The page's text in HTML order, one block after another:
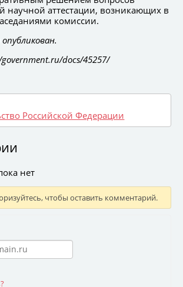
научной аттестации, возникающих в
комиссии.
docs/45257/
Российской Федерации
нет
чтобы оставить комментарий.